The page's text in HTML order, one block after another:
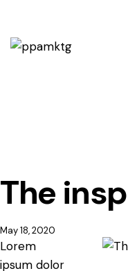
The
May 18, 2020
Lorem
ipsum dolor